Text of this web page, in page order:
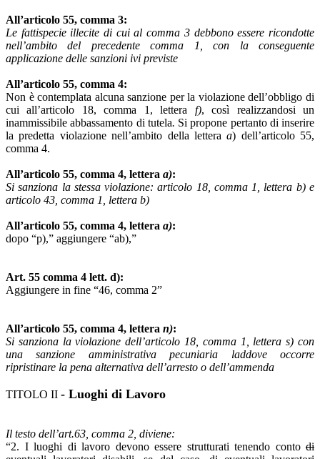
All’articolo 55, comma 3:
Le fattispecie illecite di cui al comma 3 debbono essere ricondotte
nell’ambito del precedente comma 1, con la conseguente
applicazione delle sanzioni ivi previste
All’articolo 55, comma 4:
Non è contemplata alcuna sanzione per la violazione dell’obbligo di
cui all’articolo 18, comma 1, lettera f), così realizzandosi un
inammissibile abbassamento di tutela. Si propone pertanto di inserire
la predetta violazione nell’ambito della letteraa) dell’articolo 55,
comma 4.
All’articolo 55, comma 4, lettera a):
Si sanziona la stessa violazione: articolo 18, comma 1, lettera b) e
articolo 43, comma 1, lettera b)
All’articolo 55, comma 4, lettera a):
dopo “p),” aggiungere “ab),”
Art. 55 comma 4 lett. d):
Aggiungere in fine “46, comma 2”
All’articolo 55, comma 4, lettera n):
Si sanziona la violazione dell’articolo 18, comma 1, lettera s) con
una sanzione amministrativa pecuniaria laddove occorre
ripristinare la pena alternativa dell’arresto o dell’ammenda
TITOLO II - Luoghi di Lavoro
Il testo dell’art.63, comma 2, diviene:
“2. I luoghi di lavoro devono essere strutturati tenendo conto di